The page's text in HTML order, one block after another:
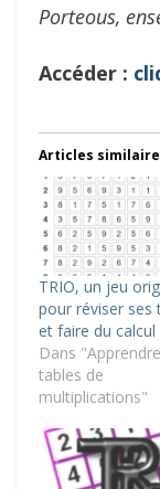
Porteous,
Accéder :
Articles
TRIO, un jeu
pour réviser ses
et faire du
Dans
tables de
multiplications"